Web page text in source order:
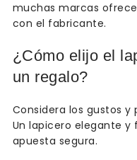
muchas marcas
con el fabricante.
¿Cómo elijo el
un regalo?
Considera los gustos
Un lapicero elegante y
apuesta segura.